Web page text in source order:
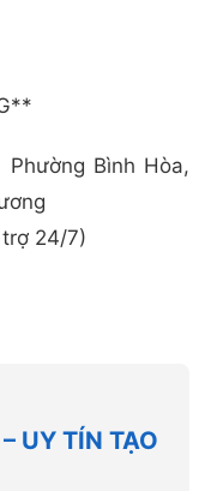
Bình Hòa,
24/7)
UY TÍN TẠO